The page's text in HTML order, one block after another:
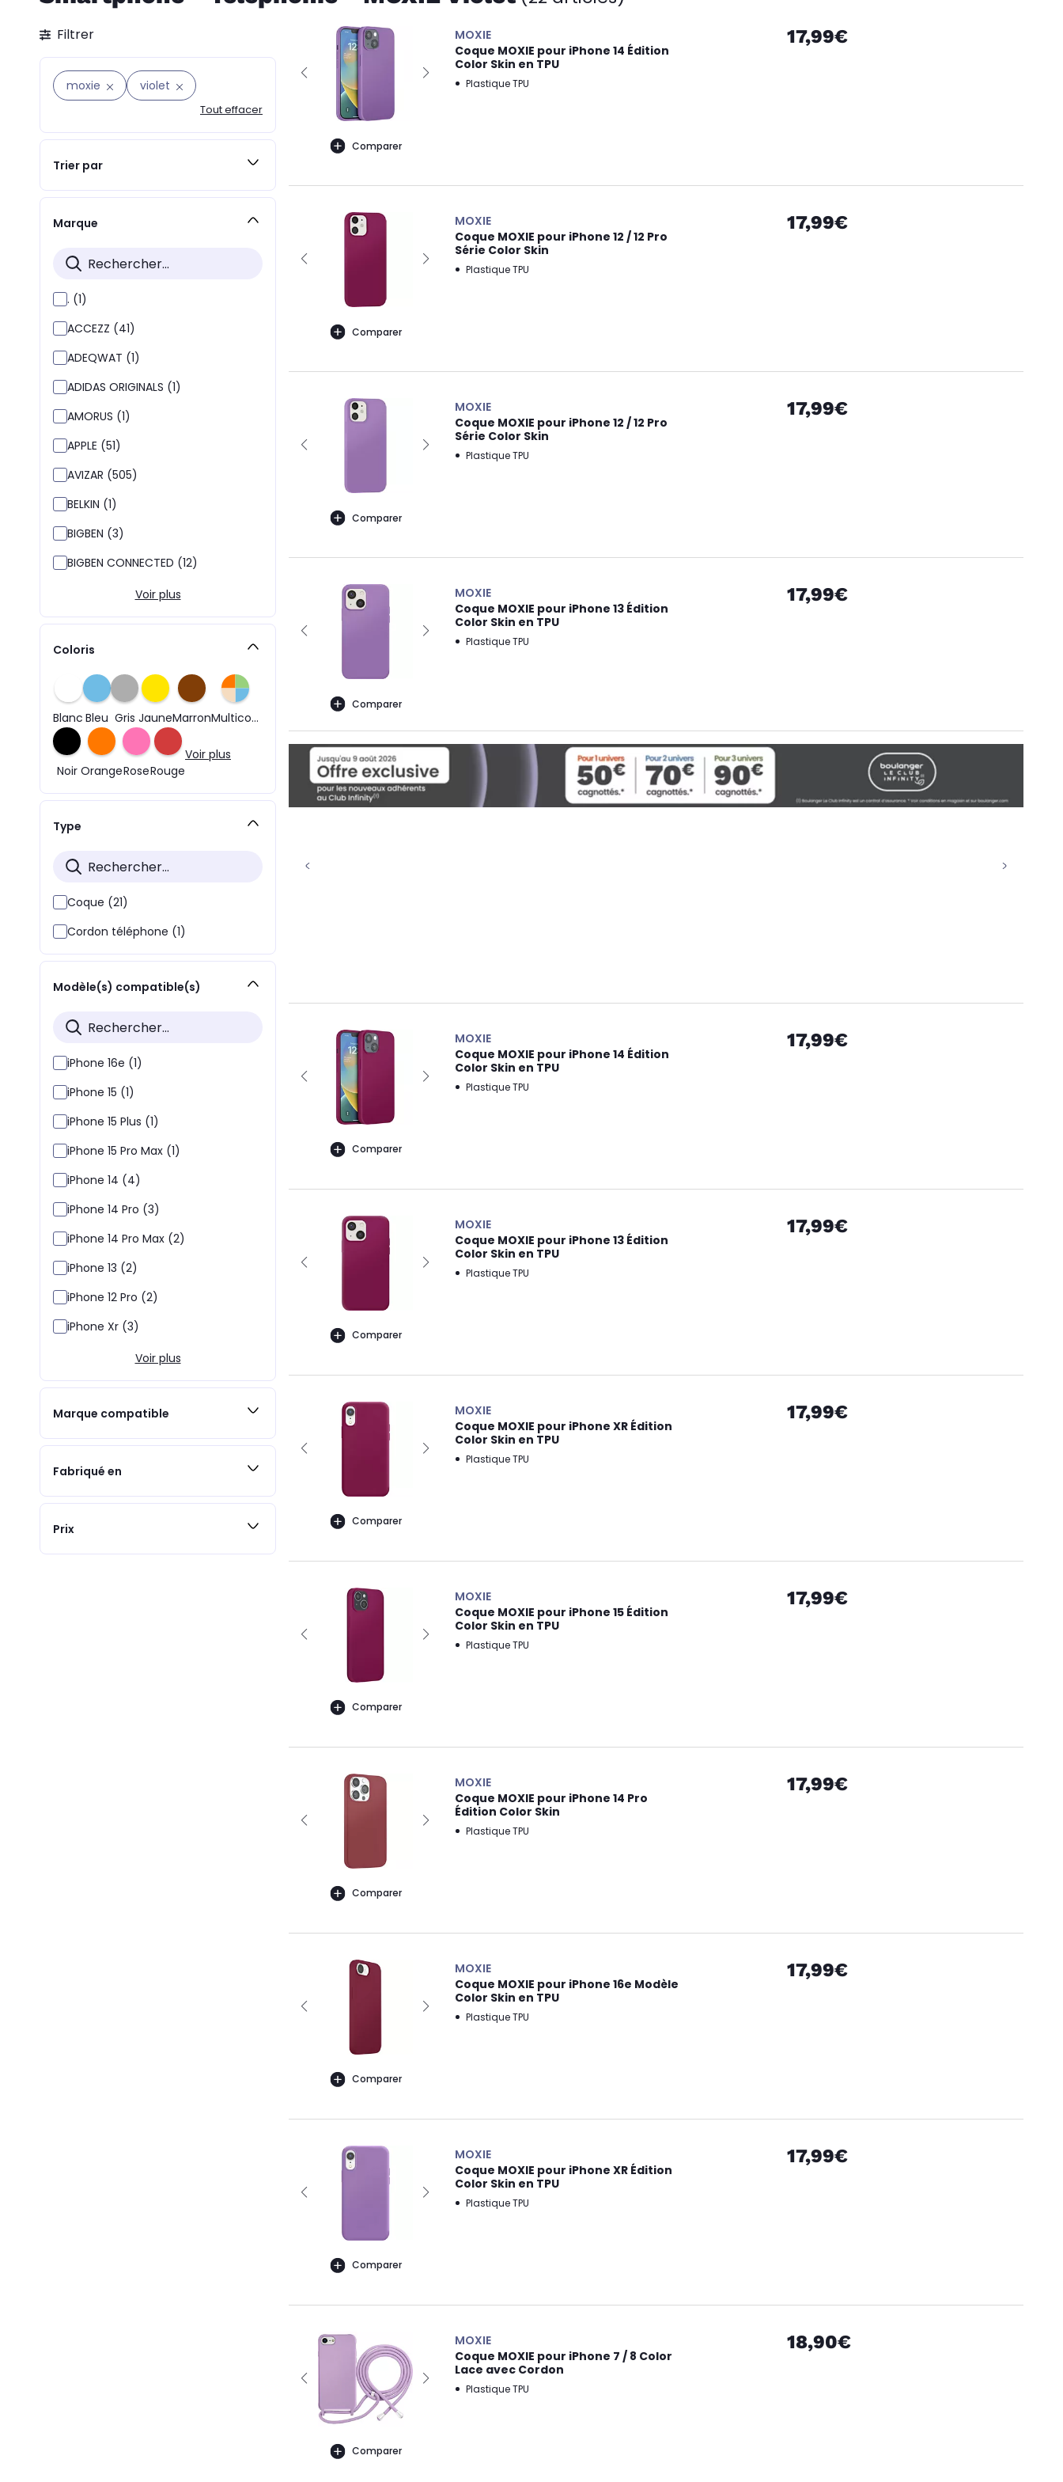
Filtrer
moxie violet
Tout effacer
Trier par
Marque
. (1)
ACCEZZ (41)
ADEQWAT (1)
ADIDAS ORIGINALS (1)
AMORUS (1)
APPLE (51)
AVIZAR (505)
BELKIN (1)
BIGBEN (3)
BIGBEN CONNECTED (12)
Voir plus
Coloris
Blanc Bleu Gris JauneMarron Multicolore
Noir OrangeRoseRouge
Voir plus
Type
Coque (21)
Cordon téléphone (1)
Modèle(s) compatible(s)
iPhone 16e (1)
iPhone 15 (1)
iPhone 15 Plus (1)
iPhone 15 Pro Max (1)
iPhone 14 (4)
iPhone 14 Pro (3)
iPhone 14 Pro Max (2)
iPhone 13 (2)
iPhone 12 Pro (2)
iPhone Xr (3)
Voir plus
Marque compatible
Fabriqué en
Prix
Comparer
MOXIE
Coque MOXIE pour iPhone 14 Édition
Color Skin en TPU
Plastique TPU
17,99€
Comparer
MOXIE
Coque MOXIE pour iPhone 12 / 12 Pro
Série Color Skin
Plastique TPU
17,99€
Comparer
MOXIE
Coque MOXIE pour iPhone 12 / 12 Pro
Série Color Skin
Plastique TPU
17,99€
Comparer
MOXIE
Coque MOXIE pour iPhone 13 Édition
Color Skin en TPU
Plastique TPU
17,99€
Comparer
MOXIE
Coque MOXIE pour iPhone 14 Édition
Color Skin en TPU
Plastique TPU
17,99€
Comparer
MOXIE
Coque MOXIE pour iPhone 13 Édition
Color Skin en TPU
Plastique TPU
17,99€
Comparer
MOXIE
Coque MOXIE pour iPhone XR Édition
Color Skin en TPU
Plastique TPU
17,99€
Comparer
MOXIE
Coque MOXIE pour iPhone 15 Édition
Color Skin en TPU
Plastique TPU
17,99€
Comparer
MOXIE
Coque MOXIE pour iPhone 14 Pro
Édition Color Skin
Plastique TPU
17,99€
Comparer
MOXIE
Coque MOXIE pour iPhone 16e Modèle
Color Skin en TPU
Plastique TPU
17,99€
Comparer
MOXIE
Coque MOXIE pour iPhone XR Édition
Color Skin en TPU
Plastique TPU
17,99€
Comparer
MOXIE
Coque MOXIE pour iPhone 7 / 8 Color
Lace avec Cordon
Plastique TPU
18,90€